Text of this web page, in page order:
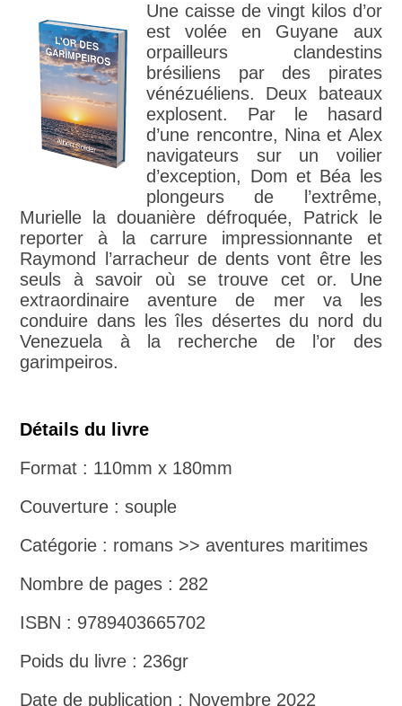
Une caisse de vingt kilos d’or
est volée en Guyane aux
orpailleurs clandestins
brésiliens par des pirates
vénézuéliens. Deux bateaux
explosent. Par le hasard
d’une rencontre, Nina et Alex
navigateurs sur un voilier
d’exception, Dom et Béa les
plongeurs de l’extrême,
Murielle la douanière défroquée, Patrick le
reporter à la carrure impressionnante et
Raymond l’arracheur de dents vont être les
seuls à savoir où se trouve cet or. Une
extraordinaire aventure de mer va les
conduire dans les îles désertes du nord du
Venezuela à la recherche de l’or des
garimpeiros.
Détails du livre
Format : 110mm x 180mm
Couverture : souple
Catégorie : romans >> aventures maritimes
Nombre de pages : 282
ISBN : 9789403665702
Poids du livre : 236gr
Date de publication : Novembre 2022